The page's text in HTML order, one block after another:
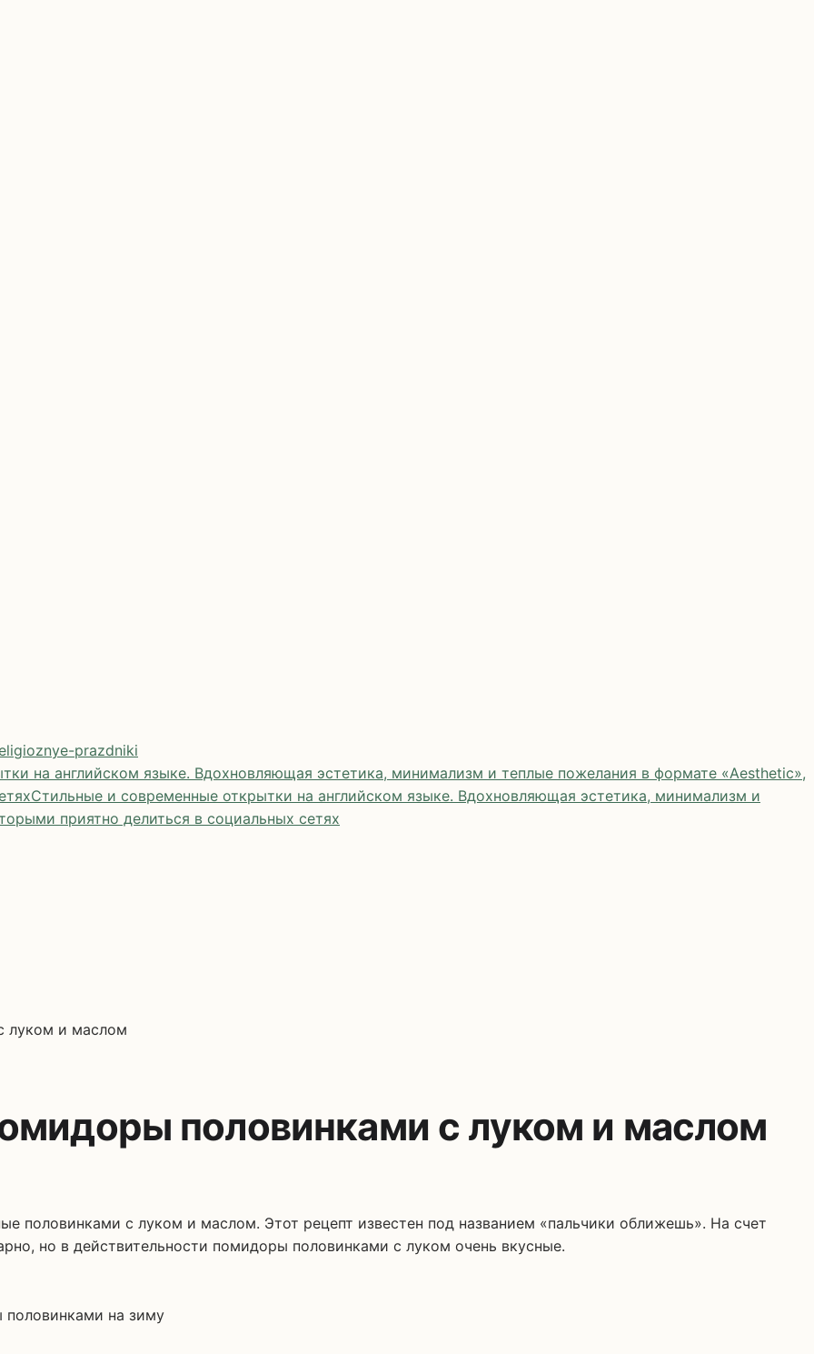
prazdniki
на английском языке. Вдохновляющая эстетика, минимализм и теплые пожелания в формате «Aesthetic»,
Стильные и современные открытки на английском языке. Вдохновляющая эстетика, минимализм и
приятно делиться в социальных сетях
луком и маслом
половинками с луком и маслом
но в действительности помидоры половинками с луком очень вкусные.